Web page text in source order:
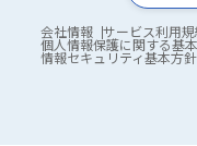
会社情報 サービス利用規
個人情報保護に関する基
情報セキュリティ基本方針